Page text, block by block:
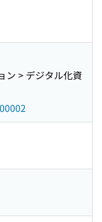
ン > デジタル化資